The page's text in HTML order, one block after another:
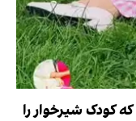
کودک شیرخوار را